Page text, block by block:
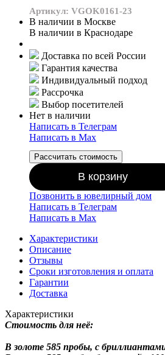
Артикул: VGOK0161-23
В наличии в Москве
В наличии в Краснодаре
Доставка по всей России
Гарантия качества
Индивидуальный подход
Рассрочка
Выбор посетителей
Нет в наличии
Написать в Телеграм
Написать в Мах
Рассчитать стоимость
В корзину
Позвонить в ювелирный дом
Написать в Телеграм
Написать в Мах
Характеристики
Описание
Отзывы
Сроки изготовления и оплата
Гарантии
Доставка
Характеристики
Стоимость для неё:
В золоте 585 пробы, с